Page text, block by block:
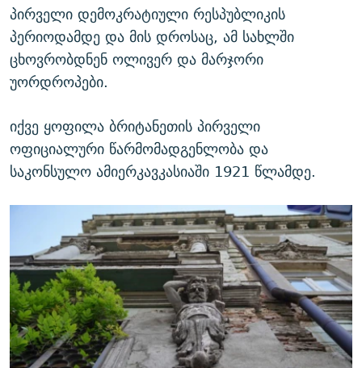
პირველი დემოკრატიული რესპუბლიკის
პერიოდამდე და მის დროსაც, ამ სახლში
ცხოვრობდნენ ოლივერ და მარჯორი
უორდროპები.
იქვე ყოფილა ბრიტანეთის პირველი
ოფიციალური წარმომადგენლობა და
საკონსულო ამიერკავკასიაში 1921 წლამდე.